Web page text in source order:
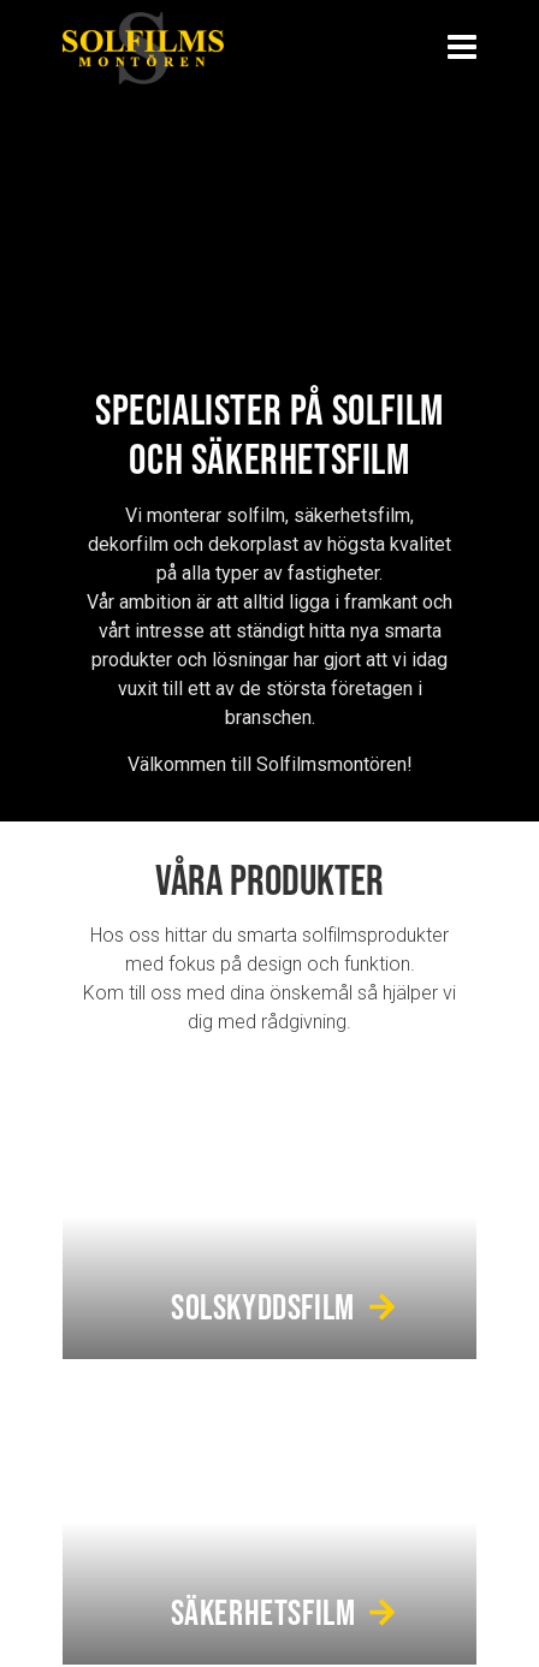
Specialister på solfilm
och säkerhetsfilm
Vi monterar solfilm, säkerhetsfilm,
dekorfilm och dekorplast av högsta kvalitet
på alla typer av fastigheter.
Vår ambition är att alltid ligga i framkant och
vårt intresse att ständigt hitta nya smarta
produkter och lösningar har gjort att vi idag
vuxit till ett av de största företagen i
branschen.
Välkommen till Solfilmsmontören!
Våra produkter
Hos oss hittar du smarta solfilmsprodukter
med fokus på design och funktion.
Kom till oss med dina önskemål så hjälper vi
dig med rådgivning.
SOLSKYDDSFILM
SÄKERHETSFILM